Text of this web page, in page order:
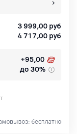
3 999,00 руб
4 717,00 руб
+95,00
до 30%
бесплатно